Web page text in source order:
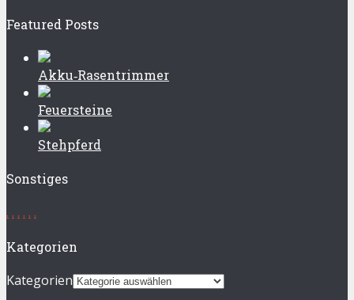
Featured Posts
Akku‑Rasentrimmer
Feuersteine
Stehpferd
Sonstiges
. . . . . .
Kategorien
Kategorien